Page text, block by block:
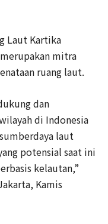
Laut Kartika
mitra
ruang laut.
dan
di Indonesia
laut
potensial saat ini
kelautan,”
Kamis